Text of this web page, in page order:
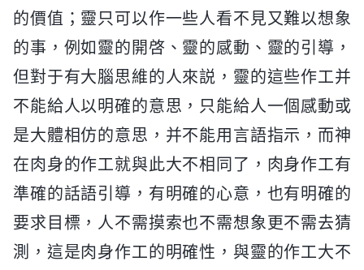
的價值；靈只可以作一些人看不見又難以想象
的事，例如靈的開啓、靈的感動、靈的引導，
但對于有大腦思維的人來説，靈的這些作工并
不能給人以明確的意思，只能給人一個感動或
是大體相仿的意思，并不能用言語指示，而神
在肉身的作工就與此大不相同了，肉身作工有
準確的話語引導，有明確的心意，也有明確的
要求目標，人不需摸索也不需想象更不需去猜
測，這是肉身作工的明確性，與靈的作工大不